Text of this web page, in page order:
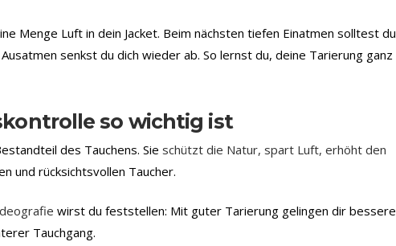
Menge Luft in dein Jacket. Beim nächsten tiefen Einatmen solltest du
senkst du dich wieder ab. So lernst du, deine Tarierung ganz
so wichtig ist
des Tauchens. Sie schützt die Natur, spart Luft, erhöht den
und rücksichtsvollen Taucher.
wirst du feststellen: Mit guter Tarierung gelingen dir bessere
Tauchgang.